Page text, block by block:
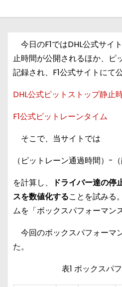
今日のF1ではDHL公式サイ
止時間が公開されるほか、ピ
記録され、F1公式サイトにて
DHL公式ピットストップ静止
F1公式ピットレーンタイム
そこで、当サイトでは
（ピットレーン通過時間）-（
を計算し、
ドライバー達の停
スを数値化することを試みる
ムを「ボックスパフォーマン
今回のボックスパフォーマ
た。
表1 ボックスパ